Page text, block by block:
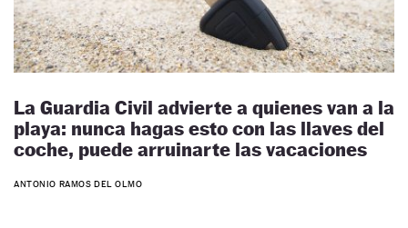
La Guardia Civil advierte a quienes van a la
playa: nunca hagas esto con las llaves del
coche, puede arruinarte las vacaciones
ANTONIO RAMOS DEL OLMO